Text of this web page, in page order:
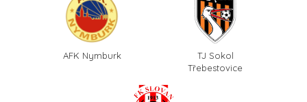
AFK Nymburk
TJ Sokol
Třebestovice